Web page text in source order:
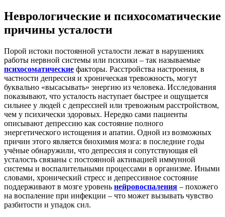
Неврологические и психосоматические
причины усталости
Порой истоки постоянной усталости лежат в нарушениях
работы нервной системы или психики – так называемые
психосоматические факторы. Расстройства настроения, в
частности депрессия и хроническая тревожность, могут
буквально «высасывать» энергию из человека. Исследования
показывают, что усталость наступает быстрее и ощущается
сильнее у людей с депрессией или тревожным расстройством,
чем у психически здоровых. Нередко сами пациенты
описывают депрессию как состояние полного
энергетического истощения и апатии. Одной из возможных
причин этого является биохимия мозга: в последние годы
учёные обнаружили, что депрессия и сопутствующая ей
усталость связаны с постоянной активацией иммунной
системы и воспалительными процессами в организме. Иными
словами, хронический стресс и депрессивное состояние
поддерживают в мозге уровень нейровоспаления – похожего
на воспаление при инфекции – что может вызывать чувство
разбитости и упадок сил.